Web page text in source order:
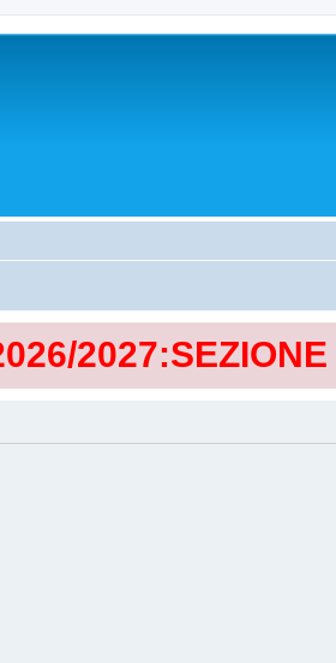
2027:SEZIONE